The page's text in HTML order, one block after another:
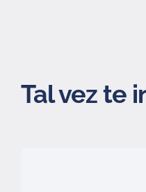
Tal vez te